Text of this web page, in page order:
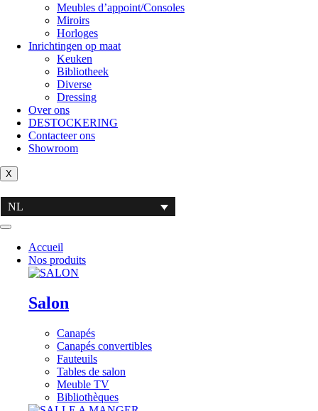
Meubles d’appoint/Consoles
Miroirs
Horloges
Inrichtingen op maat
Keuken
Bibliotheek
Diverse
Dressing
Over ons
DESTOCKERING
Contacteer ons
Showroom
X
NL
Accueil
Nos produits
Salon
Canapés
Canapés convertibles
Fauteuils
Tables de salon
Meuble TV
Bibliothèques